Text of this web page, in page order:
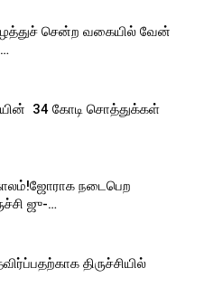
சென்ற வகையில் வேன்
₹ 34 கோடி சொத்துக்கள்
நடைபெற
ஜு-…
திருச்சியில்